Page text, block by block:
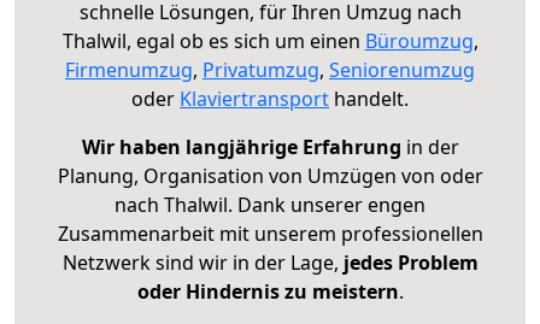
schnelle Lösungen, für Ihren Umzug nach
Thalwil, egal ob es sich um einen Büroumzug,
Firmenumzug, Privatumzug, Seniorenumzug
oder Klaviertransport handelt.
Wir haben langjährige Erfahrung in der
Planung, Organisation von Umzügen von oder
nach Thalwil. Dank unserer engen
Zusammenarbeit mit unserem professionellen
Netzwerk sind wir in der Lage, jedes Problem
oder Hindernis zu meistern.